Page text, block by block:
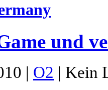
und
| O2 | Kein